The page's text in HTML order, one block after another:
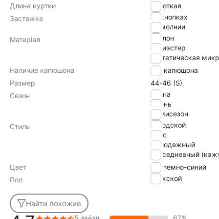
Длина куртки
Короткая
Застежка
на кнопках
на молнии
Матеріал
нейлон
полиэстер
синтетическая
Наличие капюшона
без капюшона
Размер
44-46 (S)
Сезон
Весна
Осень
Демисезон
Стиль
городской
дснс
молодежный
повседневный
Цвет
темно-синий
Пол
Мужской
Найти похожие